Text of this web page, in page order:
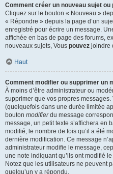
Comment créer un nouveau sujet ou
Cliquez sur le bouton « Nouveau »
« Répondre » depuis la page d’un
enregistré pour écrire un message.
affichée en bas de page des forums,
nouveaux sujets, Vous pouvez joindre
Haut
Comment modifier ou supprimer un
À moins d’être administrateur ou
supprimer que vos propres
(quelquefois dans une durée limitée
bouton modifierdu message
message, un petit texte s’affichera en
modifié, le nombre de fois qu’il a été
dernière modification. Ce message
administrateur modifie le message,
une note indiquant qu’ils ont modifié
Notez que les utilisateurs ne peuvent
quelqu’un y a répondu.